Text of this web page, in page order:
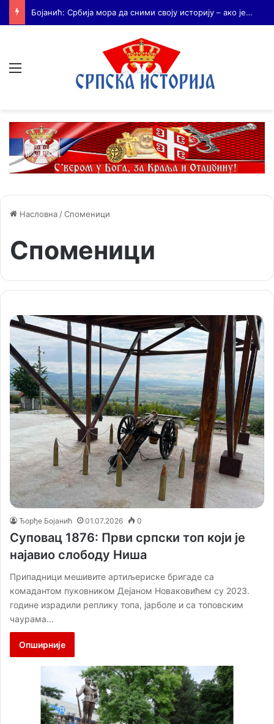
Бојанић: Када се гради – некоме смета. Када се не гради – сви се жале
Насловна /Споменици
Споменици
Ђорђе Бојанић 01.07.2026 0
Суповац 1876: Први српски топ који је
најавио слободу Ниша
Припадници мешивите артиљериске бригаде са
комадантом пуковником Дејаном Новакoвићем су 2023.
године израдили реплику топа, јарболе и са топовским
чаурама…
Опширније